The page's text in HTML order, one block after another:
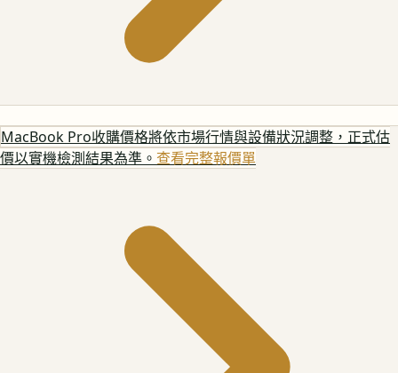
MacBook Pro收購價格將依市場行情與設備狀況調整，正式估
價以實機檢測結果為準。 查看完整報價單